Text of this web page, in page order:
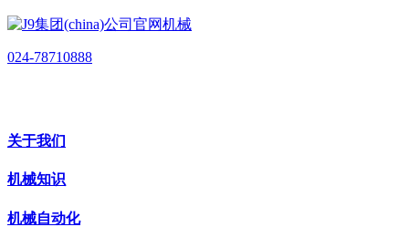
024-78710888
关于我们
机械知识
机械自动化